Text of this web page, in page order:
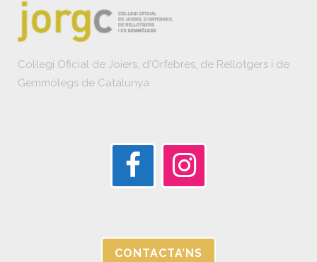
Col·legi Oficial de Joiers, d'Orfebres, de Rellotgers i de
Gemmòlegs de Catalunya
CONTACTA’NS